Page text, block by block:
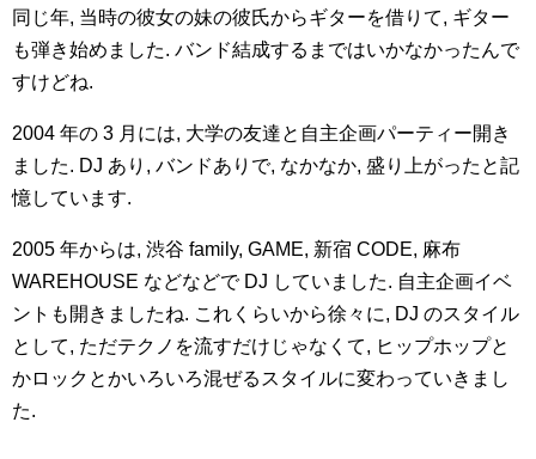
同じ年, 当時の彼女の妹の彼氏からギターを借りて, ギター
も弾き始めました. バンド結成するまではいかなかったんで
すけどね.
2004 年の 3 月には, 大学の友達と自主企画パーティー開き
ました. DJ あり, バンドありで, なかなか, 盛り上がったと記
憶しています.
2005 年からは, 渋谷 family, GAME, 新宿 CODE, 麻布
WAREHOUSE などなどで DJ していました. 自主企画イベ
ントも開きましたね. これくらいから徐々に, DJ のスタイル
として, ただテクノを流すだけじゃなくて, ヒップホップと
かロックとかいろいろ混ぜるスタイルに変わっていきまし
た.